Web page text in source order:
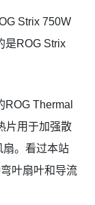
Strix 750W
是ROG Strix
ROG Thermal
片用于加强散
扇。看过本站
叶扇叶和导流